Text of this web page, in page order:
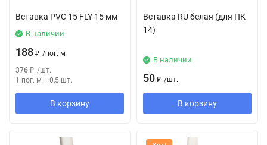
Вставка PVC 15 FLY 15 мм
В наличии
188 ₽ /пог. м
376 ₽ /шт.
1 пог. м = 0,5 шт.
В корзину
Вставка RU белая (для ПК
14)
В наличии
50 ₽ /шт.
В корзину